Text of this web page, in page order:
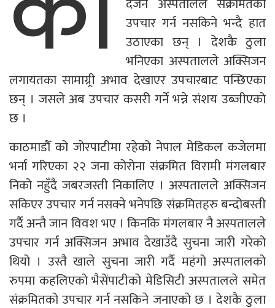
उपचार गर्न नसकिने भन्दै हात
उठाएका छन् । देशकै ठुला
भनिएका अस्पतालले अक्सिजन
लगायतका सामाग्र्री अभाव देखाएर उपचारबाट पन्छिएका
छन् । जसले अब उपचार कसरी गर्ने भन्ने संशय उब्जीएको
छ ।
काठमाडौँ को जोरपाटीमा रहेको नेपाल मेडिकल कजेलमा
भर्ना गरिएका २२ जना कोरोना संक्रमित विरामी मंगलबार
निको नहुँदै जबरजस्ती निकालिए । अस्पतालले अक्सिजन
सकिएर उपचार गर्न नसक्ने भनेपछि संक्रमितहरु बन्दोबस्ती
गर्दै अन्तै जान विवश भए । किनकि मंगलबार नै अस्पतालले
उपचार गर्न अक्सिजन अभाव देखाउँदै सुचना जारी गरेको
थियो । उस्तै खाले सुचना जारी गर्दै महंगो अस्पतालको
रुपमा कहलिएको भैसेंपाटीको मेडिसिटी अस्पतालले समेत
संक्रमितको उपचार गर्न नसकिने जनाएको छ । देशकै ठुला